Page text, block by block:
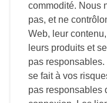
commodité. Nous
pas, et ne
Web, leur
leurs produits et
pas
se fait à vos
pas responsables